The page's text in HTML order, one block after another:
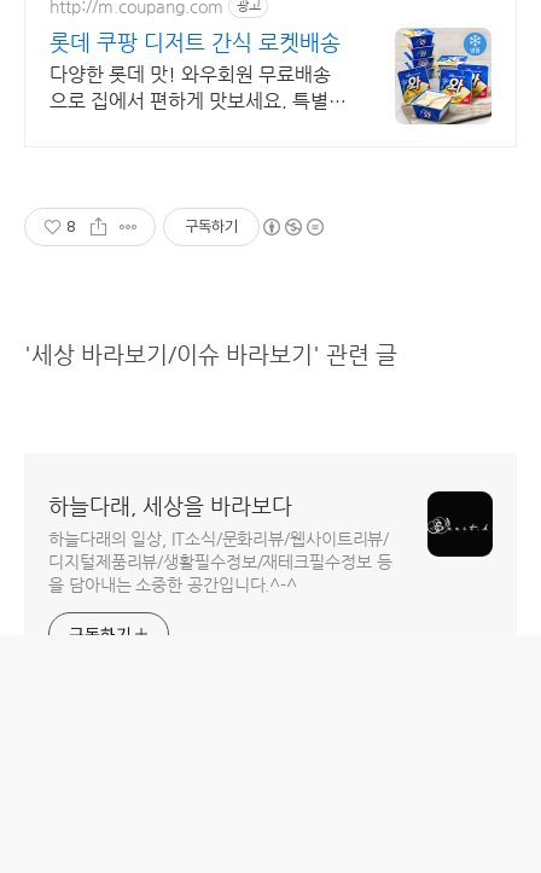
http://m.coupang.com 광고
롯데 쿠팡 디저트 간식 로켓배송
다양한 롯데 맛! 와우회원 무료배송
으로 집에서 편하게 맛보세요. 특별한
8 구독하기
'세상 바라보기/이슈 바라보기' 관련 글
하늘다래, 세상을 바라보다
하늘다래의 일상, IT소식/문화리뷰/웹사이트리뷰/
디지털제품리뷰/생활필수정보/재테크필수정보 등
을 담아내는 소중한 공간입니다.^-^
구독하기